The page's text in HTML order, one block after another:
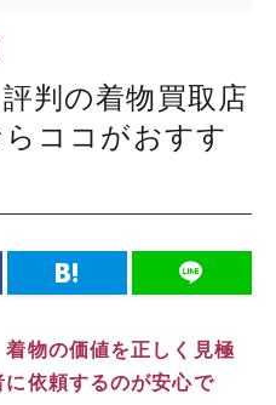
判の着物買取店
ココがおすす
物の価値を正しく見極
依頼するのが安心で